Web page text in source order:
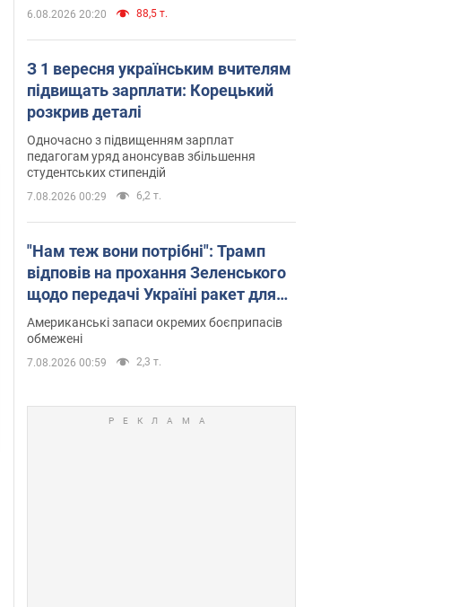
6.08.2026 20:20 88,5 т.
З 1 вересня українським вчителям
підвищать зарплати: Корецький
розкрив деталі
Одночасно з підвищенням зарплат
педагогам уряд анонсував збільшення
студентських стипендій
7.08.2026 00:29 6,2 т.
"Нам теж вони потрібні": Трамп
відповів на прохання Зеленського
щодо передачі Україні ракет для
Patriot
Американські запаси окремих боєприпасів
обмежені
7.08.2026 00:59 2,3 т.